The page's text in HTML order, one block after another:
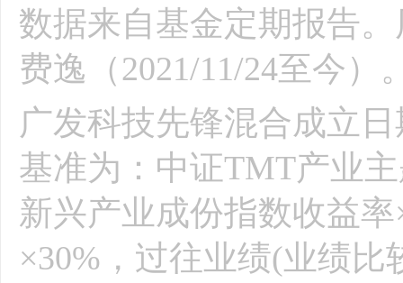
数据来自基金定期报告
费逸（2021/11/24至今）
广发科技先锋混合成立
基准为：中证TMT产业
新兴产业成份指数收益
×30%，过往业绩(业绩比